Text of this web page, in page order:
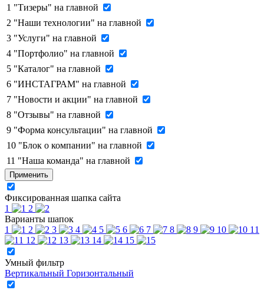
1 "Тизеры" на главной
2 "Наши технологии" на главной
3 "Услуги" на главной
4 "Портфолио" на главной
5 "Каталог" на главной
6 "ИНСТАГРАМ" на главной
7 "Новости и акции" на главной
8 "Отзывы" на главной
9 "Форма консультации" на главной
10 "Блок о компании" на главной
11 "Наша команда" на главной
Применить
Фиксированная шапка сайта
1
2
Варианты шапок
1
2 3 4 5 6 7 8 9 10
11
12
13 14 15
Умный фильтр
Вертикальный Горизонтальный